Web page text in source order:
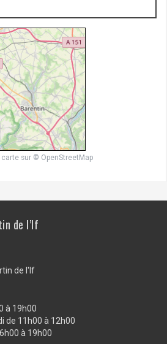
carte sur © OpenStreetMap
de l’If
de l'If
à 19h00
de 11h00 à 12h00
à 19h00